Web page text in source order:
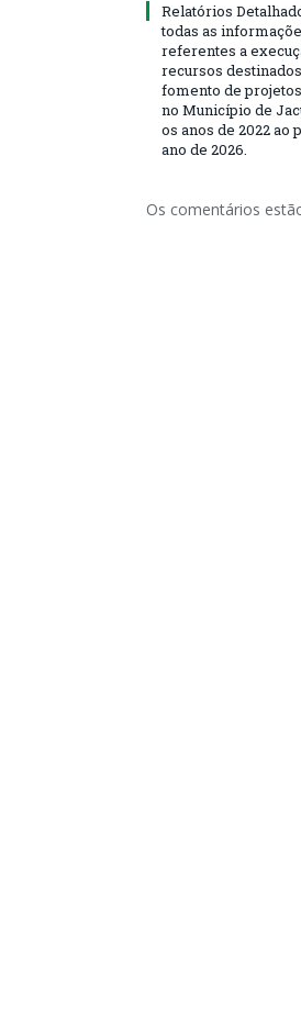
Relatórios
todas as
referentes a
recursos
fomento de
no Município de
os anos de 2022 ao
ano de 2026.
Os comentários